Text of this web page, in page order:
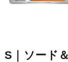
S｜ソード